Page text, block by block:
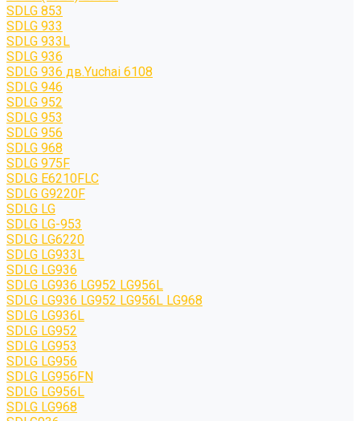
SDLG 853
SDLG 933
SDLG 933L
SDLG 936
SDLG 936 дв.Yuchai 6108
SDLG 946
SDLG 952
SDLG 953
SDLG 956
SDLG 968
SDLG 975F
SDLG E6210FLC
SDLG G9220F
SDLG LG
SDLG LG-953
SDLG LG6220
SDLG LG933L
SDLG LG936
SDLG LG936 LG952 LG956L
SDLG LG936 LG952 LG956L LG968
SDLG LG936L
SDLG LG952
SDLG LG953
SDLG LG956
SDLG LG956FN
SDLG LG956L
SDLG LG968